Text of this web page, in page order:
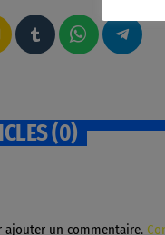
(0)
ajouter un commentaire.